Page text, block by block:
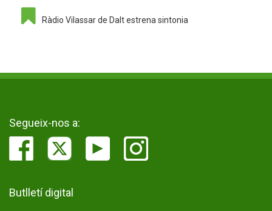
Ràdio Vilassar de Dalt estrena sintonia
Segueix-nos a:
Butlletí digital